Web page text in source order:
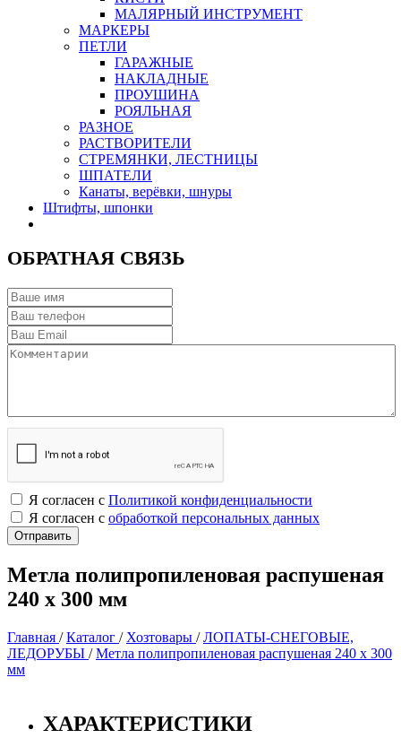
МАЛЯРНЫЙ ИНСТРУМЕНТ
МАРКЕРЫ
ПЕТЛИ
ГАРАЖНЫЕ
НАКЛАДНЫЕ
ПРОУШИНА
РОЯЛЬНАЯ
РАЗНОЕ
РАСТВОРИТЕЛИ
СТРЕМЯНКИ, ЛЕСТНИЦЫ
ШПАТЕЛИ
Канаты, верёвки, шнуры
Штифты, шпонки
ОБРАТНАЯ СВЯЗЬ
Я согласен с Политикой конфиденциальности
Я согласен с обработкой персональных данных
Метла полипропиленовая распушеная
240 х 300 мм
Главная /Каталог / Хозтовары /ЛОПАТЫ-СНЕГОВЫЕ,
ЛЕДОРУБЫ /Метла полипропиленовая распушеная 240 х 300
мм
ХАРАКТЕРИСТИКИ